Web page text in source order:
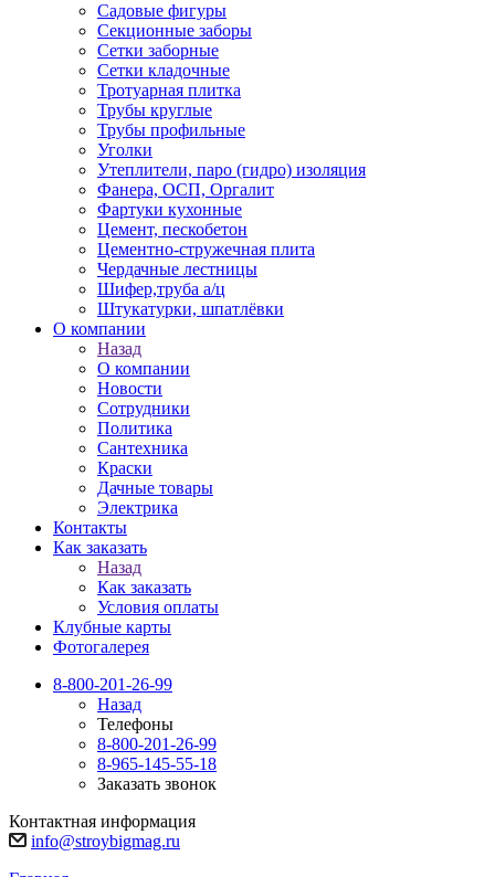
Садовые фигуры
Секционные заборы
Сетки заборные
Сетки кладочные
Тротуарная плитка
Трубы круглые
Трубы профильные
Уголки
Утеплители, паро (гидро) изоляция
Фанера, ОСП, Оргалит
Фартуки кухонные
Цемент, пескобетон
Цементно-стружечная плита
Чердачные лестницы
Шифер,труба а/ц
Штукатурки, шпатлёвки
О компании
Назад
О компании
Новости
Сотрудники
Политика
Сантехника
Краски
Дачные товары
Электрика
Контакты
Как заказать
Назад
Как заказать
Условия оплаты
Клубные карты
Фотогалерея
8-800-201-26-99
Назад
Телефоны
8-800-201-26-99
8-965-145-55-18
Заказать звонок
Контактная информация
info@stroybigmag.ru